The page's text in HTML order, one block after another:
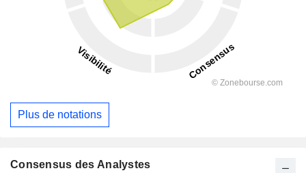
Plus de notations
Consensus des Analystes